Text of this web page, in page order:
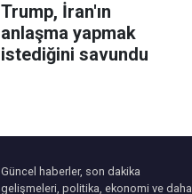
Trump, İran'ın
anlaşma yapmak
istediğini savundu
Güncel haberler, son dakika
gelişmeleri, politika, ekonomi ve daha